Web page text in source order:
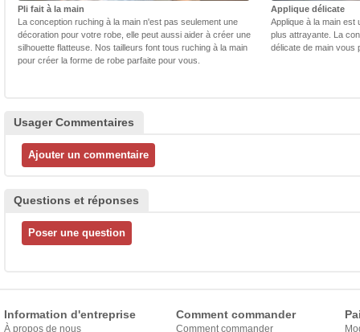
Pli fait à la main
La conception ruching à la main n'est pas seulement une
décoration pour votre robe, elle peut aussi aider à créer une
silhouette flatteuse. Nos tailleurs font tous ruching à la main
pour créer la forme de robe parfaite pour vous.
Applique délicate
Applique à la main est
plus attrayante. La
délicate de main vous
Usager Commentaires
Questions et réponses
Information d'entreprise
À propos de nous
Comment commander
Comment commander